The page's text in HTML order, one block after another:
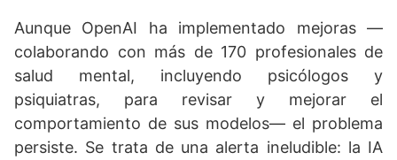
Aunque OpenAI ha implementado mejoras —
colaborando con más de 170 profesionales de
salud mental, incluyendo psicólogos y
psiquiatras, para revisar y mejorar el
comportamiento de sus modelos— el problema
persiste. Se trata de una alerta ineludible: la IA